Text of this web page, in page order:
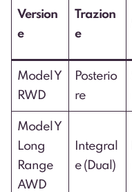
Version
e
Trazion
e
Model Y
RWD
Posterio
re
Model Y
Long
Range
AWD
Integral
e (Dual)